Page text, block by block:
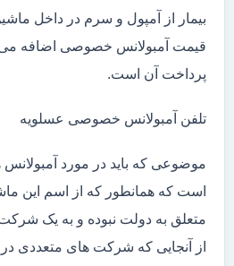
بیمار از آمپول و سرم در داخل
قیمت آمبولانس خصوصی اضافه می
پرداخت آن است.
تلفن آمبولانس خصوصی عسلویه
موضوعی که باید در مورد
است که همانطور که از اسم این
متعلق به دولت نبوده و به یک
از آنجایی که شرکت های متعددی در